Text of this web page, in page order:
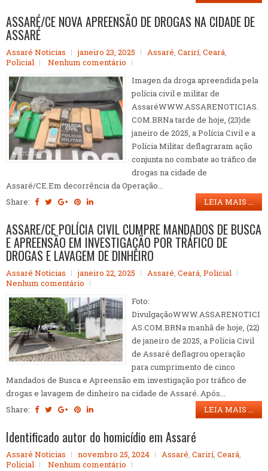
ASSARÉ/CE NOVA APREENSÃO DE DROGAS NA CIDADE DE
ASSARÉ
Assaré Noticias janeiro 23, 2025 Assaré, Carirí, Ceará,
Policial
Nenhum comentário
Imagen da droga apreendida pela
polícia civil e militar de
AssaréWWW.ASSARENOTICIAS.
COM.BRNa tarde de hoje, (23)de
janeiro de 2025, a Polícia Civil e a
Polícia Militar deflagraram ação
conjunta no combate ao tráfico de
drogas na cidade de
Assaré/CE.Em decorrência da Operação...
Share:
LEIA MAIS ...
ASSARE/CE POLÍCIA CIVIL CUMPRE MANDADOS DE BUSCA
E APREENSÃO EM INVESTIGAÇÃO POR TRÁFICO DE
DROGAS E LAVAGEM DE DINHEIRO
Assaré Noticias janeiro 22, 2025 Assaré, Ceará, Policial
Nenhum comentário
Foto:
DivulgaçãoWWW.ASSARENOTICI
AS.COM.BRNa manhã de hoje, (22)
de janeiro de 2025, a Polícia Civil
de Assaré deflagrou operação
para cumprimento de cinco
Mandados de Busca e Apreensão em investigação por tráfico de
drogas e lavagem de dinheiro na cidade de Assaré. Após...
Share:
LEIA MAIS ...
Identificado autor do homicídio em Assaré
Assaré Noticias novembro 25, 2024 Assaré, Carirí, Ceará,
Policial
Nenhum comentário